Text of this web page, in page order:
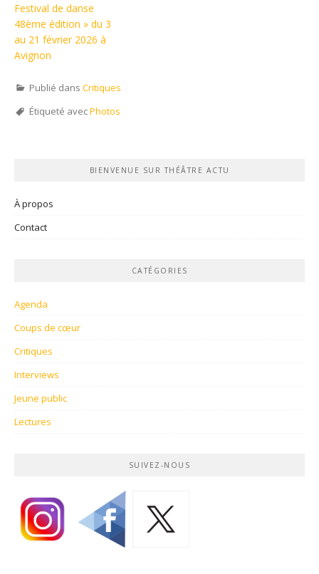
Festival de danse
48ème édition » du 3
au 21 février 2026 à
Avignon
Publié dans Critiques
Étiqueté avecPhotos
BIENVENUE SUR THÉÂTRE ACTU
À propos
Contact
CATÉGORIES
Agenda
Coups de cœur
Critiques
Interviews
Jeune public
Lectures
SUIVEZ-NOUS